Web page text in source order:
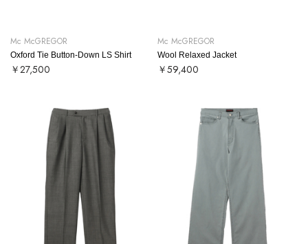
Mc McGREGOR
Oxford Tie Button-Down LS Shirt
￥27,500
Mc McGREGOR
Wool Relaxed Jacket
￥59,400